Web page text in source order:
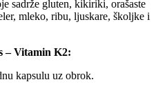
sadrže gluten, kikiriki, orašaste
mleko, ribu, ljuskare, školjke i
– Vitamin K2:
kapsulu uz obrok.